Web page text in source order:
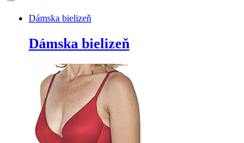
Dámska bielizeň
Dámska bielizeň